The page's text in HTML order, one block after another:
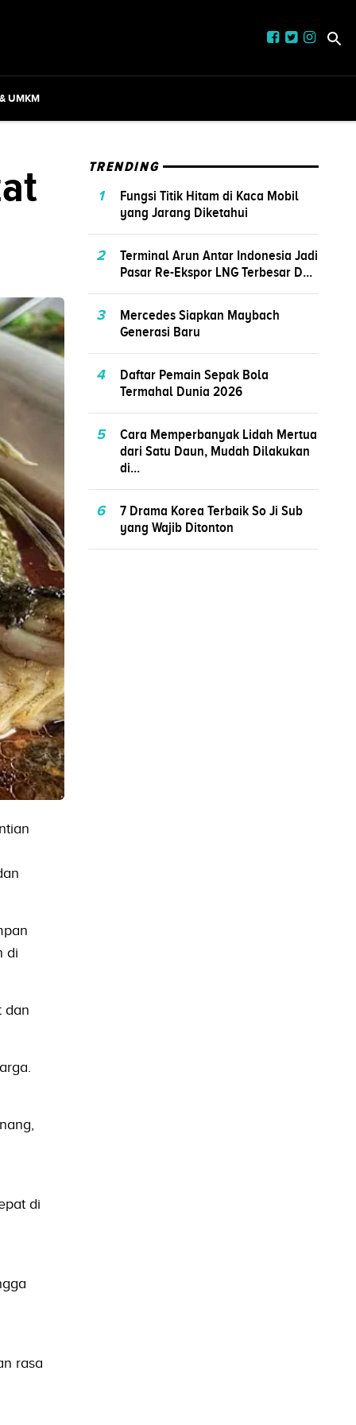
UMKM
di
dan
di
rasa
TRENDING
1
Fungsi Titik Hitam di Kaca Mobil
yang Jarang Diketahui
2
Terminal Arun Antar Indonesia Jadi
Pasar Re-Ekspor LNG Terbesar D...
3
Mercedes Siapkan Maybach
Generasi Baru
4
Daftar Pemain Sepak Bola
Termahal Dunia 2026
5
Cara Memperbanyak Lidah Mertua
dari Satu Daun, Mudah Dilakukan
di...
6
7 Drama Korea Terbaik So Ji Sub
yang Wajib Ditonton